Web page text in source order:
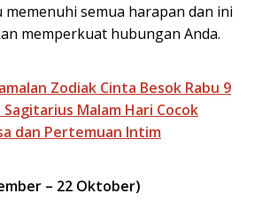
memenuhi semua harapan dan ini
memperkuat hubungan Anda.
Zodiak Cinta Besok Rabu 9
Malam Hari Cocok
dan Pertemuan Intim
– 22 Oktober)